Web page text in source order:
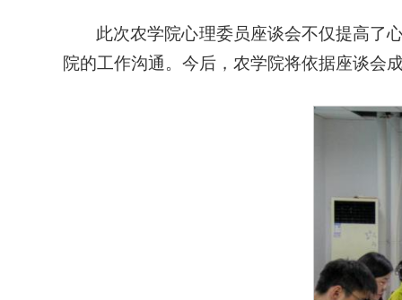
此次农学院心理委员座谈会不仅提高了
院的工作沟通。今后，农学院将依据座谈会